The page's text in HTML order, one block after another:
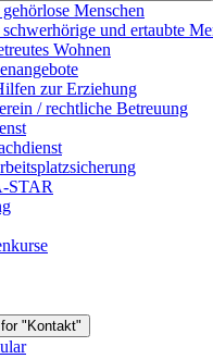
Menschen
und ertaubte
Wohnen
zur Erziehung
/ rechtliche Betreuung
STAR
"Kontakt"